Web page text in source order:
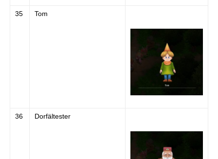
35 Tom
36 Dorfältester